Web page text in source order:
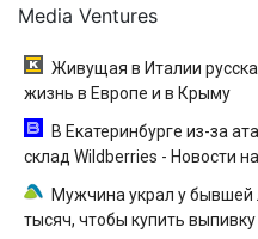
Media Ventures
Живущая в Италии
жизнь в Европе и в Крыму
В Екатеринбурге из-за
склад Wildberries - Новости
Мужчина украл у
тысяч, чтобы купить выпивку